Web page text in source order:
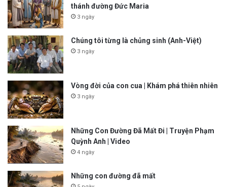
thánh đường Đức Maria
3 ngày
Chúng tôi từng là chủng sinh (Anh-Việt)
3 ngày
Vòng đời của con cua | Khám phá thiên nhiên
3 ngày
Những Con Đường Đã Mất Đi | Truyện Phạm
Quỳnh Anh | Video
4 ngày
Những con đường đã mất